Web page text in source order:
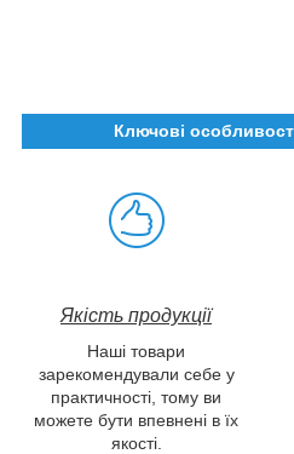
Ключові
Якість продукції
Наші товари
зарекомендували себе у
практичності, тому ви
можете бути впевнені в їх
якості.